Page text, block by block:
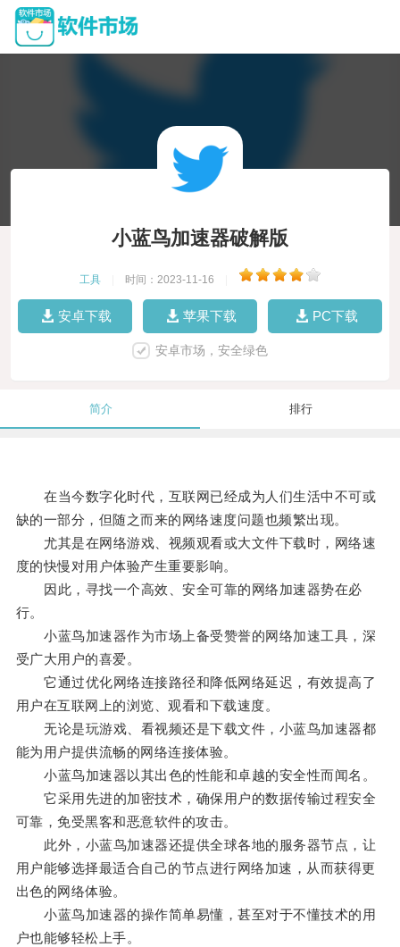
小蓝鸟加速器破解版
工具 时间：2023-11-16
安卓下载 苹果下载 PC下载
安卓市场，安全绿色
简介 排行
在当今数字化时代，互联网已经成为人们生活中不可或
缺的一部分，但随之而来的网络速度问题也频繁出现。
尤其是在网络游戏、视频观看或大文件下载时，网络速
度的快慢对用户体验产生重要影响。
因此，寻找一个高效、安全可靠的网络加速器势在必
行。
小蓝鸟加速器作为市场上备受赞誉的网络加速工具，深
受广大用户的喜爱。
它通过优化网络连接路径和降低网络延迟，有效提高了
用户在互联网上的浏览、观看和下载速度。
无论是玩游戏、看视频还是下载文件，小蓝鸟加速器都
能为用户提供流畅的网络连接体验。
小蓝鸟加速器以其出色的性能和卓越的安全性而闻名。
它采用先进的加密技术，确保用户的数据传输过程安全
可靠，免受黑客和恶意软件的攻击。
此外，小蓝鸟加速器还提供全球各地的服务器节点，让
用户能够选择最适合自己的节点进行网络加速，从而获得更
出色的网络体验。
小蓝鸟加速器的操作简单易懂，甚至对于不懂技术的用
户也能够轻松上手。